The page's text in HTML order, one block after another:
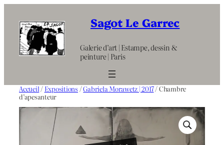
contenu
Sagot Le Garrec
Galerie d’art | Estampe, dessin &
peinture | Paris
Accueil / Expositions /Gabriela Morawetz | 2017/ Chambre
d’apesanteur